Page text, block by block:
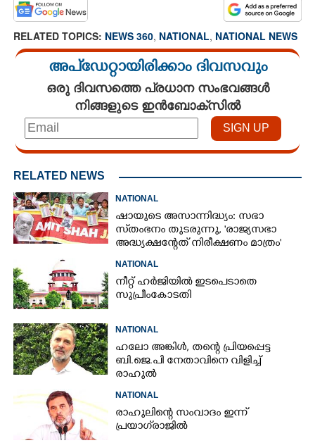
RELATED TOPICS: NEWS 360, NATIONAL, NATIONAL NEWS
അപ്ഡേറ്റായിരിക്കാം ദിവസവും
ഒരു ദിവസത്തെ പ്രധാന സംഭവങ്ങൾ
നിങ്ങളുടെ ഇൻബോക്സിൽ
RELATED NEWS
NATIONAL
ഷായുടെ അസാന്നിദ്ധ്യം: സഭാ
സ്‌തംഭനം തുടരുന്നു, 'രാജ്യസഭാ
അദ്ധ്യക്ഷന്റേത് നിരീക്ഷണം മാത്രം'
NATIONAL
നീറ്റ് ഹർജിയിൽ ഇടപെടാതെ
സുപ്രീംകോടതി
NATIONAL
ഹലോ അങ്കിൾ,​ തന്റെ പ്രിയപ്പെട്ട
ബി.ജെ.പി നേതാവിനെ വിളിച്ച്
രാഹുൽ
NATIONAL
രാഹുലിന്റെ സംവാദം ഇന്ന്
പ്രയാഗ്‌രാജിൽ